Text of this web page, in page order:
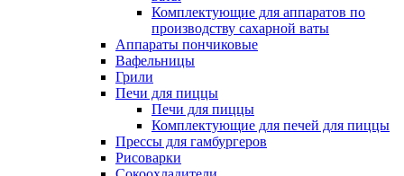
Комплектующие для аппаратов по
производству сахарной ваты
Аппараты пончиковые
Вафельницы
Грили
Печи для пиццы
Печи для пиццы
Комплектующие для печей для пиццы
Прессы для гамбургеров
Рисоварки